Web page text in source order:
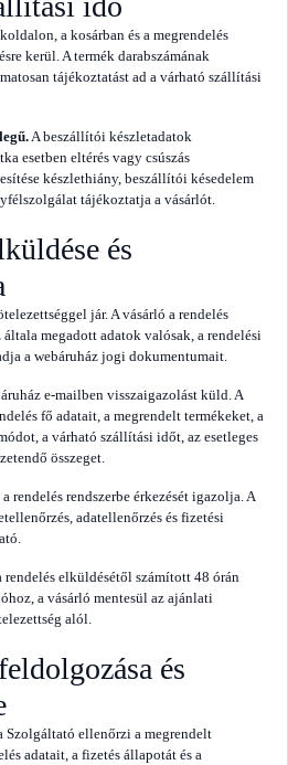
a kosárban és a megrendelés
kerül. A termék darabszámának
tájékoztatást ad a várható szállítási
A beszállítói készletadatok
esetben eltérés vagy csúszás
készlethiány, beszállítói késedelem
tájékoztatja a vásárlót.
és
jár. A vásárló a rendelés
megadott adatok valósak, a rendelési
a webáruház jogi dokumentumait.
e-mailben visszaigazolást küld. A
fő adatait, a megrendelt termékeket, a
a várható szállítási időt, az esetleges
összeget.
rendelés rendszerbe érkezését igazolja. A
adatellenőrzés és fizetési
rendelés elküldésétől számított 48 órán
a vásárló mentesül az ajánlati
alól.
és
Szolgáltató ellenőrzi a megrendelt
adatait, a fizetés állapotát és a